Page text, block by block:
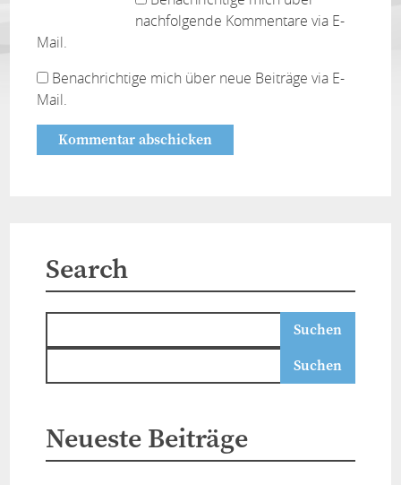
nachfolgende Kommentare via E-
Mail.
Benachrichtige mich über neue Beiträge via E-
Mail.
Search
Neueste Beiträge